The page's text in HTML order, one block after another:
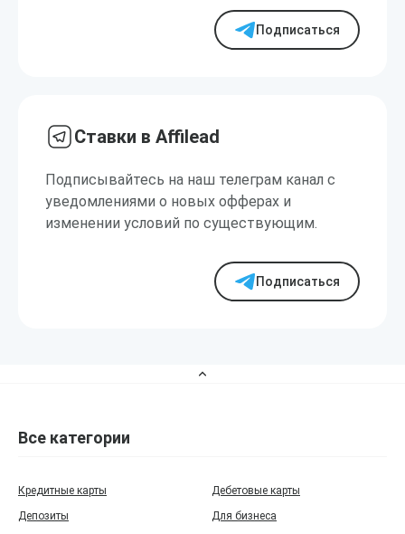
Подписаться
Ставки в Affilead
Подписывайтесь на наш телеграм канал с
уведомлениями о новых офферах и
изменении условий по существующим.
Подписаться
Все категории
Кредитные карты
Дебетовые карты
Депозиты
Для бизнеса